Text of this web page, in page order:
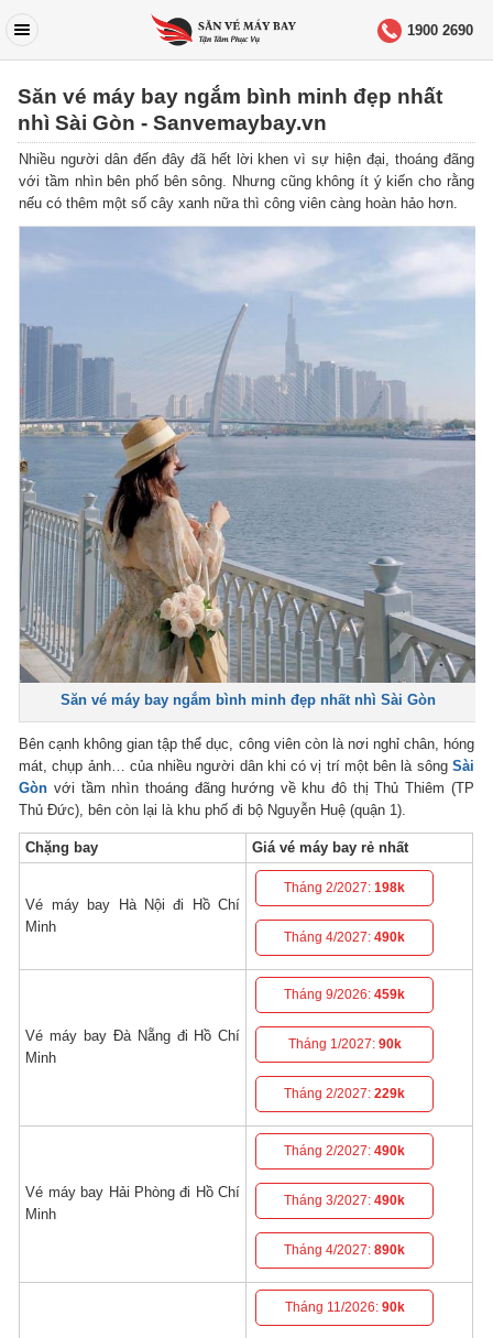
1900 2690
Săn vé máy bay ngắm bình minh đẹp nhất
nhì Sài Gòn - Sanvemaybay.vn
Nhiều người dân đến đây đã hết lời khen vì sự hiện đại, thoáng đãng
với tầm nhìn bên phố bên sông. Nhưng cũng không ít ý kiến cho rằng
nếu có thêm một số cây xanh nữa thì công viên càng hoàn hảo hơn.
Săn vé máy bay ngắm bình minh đẹp nhất nhì Sài Gòn
Bên cạnh không gian tập thể dục, công viên còn là nơi nghỉ chân, hóng
mát, chụp ảnh… của nhiều người dân khi có vị trí một bên là sông Sài
Gòn với tầm nhìn thoáng đãng hướng về khu đô thị Thủ Thiêm (TP
Thủ Đức), bên còn lại là khu phố đi bộ Nguyễn Huệ (quận 1).
Chặng bay Giá vé máy bay rẻ nhất
Vé máy bay Hà Nội đi Hồ Chí
Minh
Tháng 2/2027:198k
Tháng 4/2027:490k
Vé máy bay Đà Nẵng đi Hồ Chí
Minh
Tháng 9/2026:459k
Tháng 1/2027: 90k
Tháng 2/2027:229k
Vé máy bay Hải Phòng đi Hồ Chí
Minh
Tháng 2/2027:490k
Tháng 3/2027:490k
Tháng 4/2027:890k
Tháng 11/2026: 90k